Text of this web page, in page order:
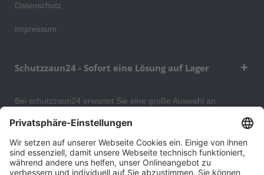
Datenschutz
Impressum
Schutzzaun24 - Sofort eine Lösung auf Lager
Bei schutzzaun24 erwartet Sie eine große Auswahl an
Schutzgittern, Schutzeinrichtungen, Absturzsicherungen und
auch Ihr Wohngebäude optimal organisieren und sichern
können. An unserem Versandlager bevorraten wir ein großes